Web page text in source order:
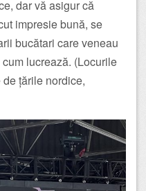
dar vă asigur că
impresie bună, se
bucătari care veneau
lucrează. (Locurile
țările nordice,